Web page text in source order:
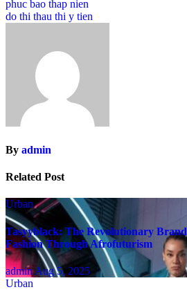
Post
navigation
phuc bao thap nien
do thi thau thi y tien
By admin
Related Post
Urban
Tasyyblack: The Revolutionary
Fashion Through Afrofuturism
adminAug 5, 2025
Urban